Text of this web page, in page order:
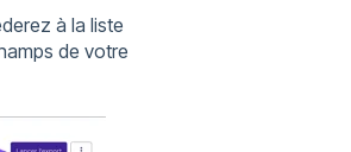
à la liste
de votre